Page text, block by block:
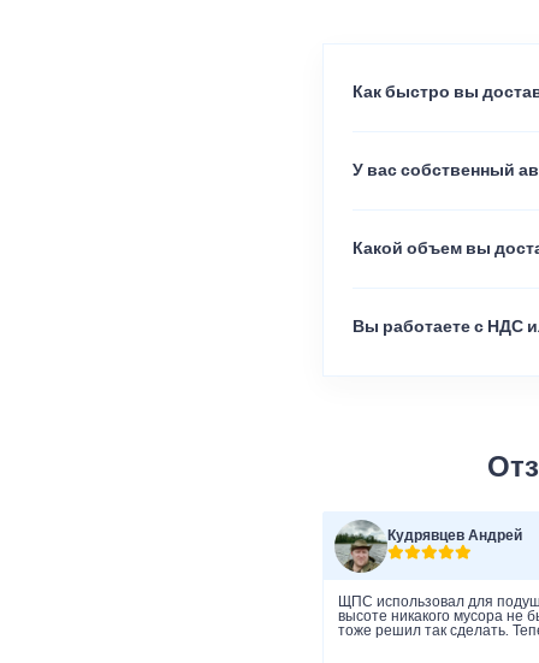
Как быстро вы
У вас собственный
Какой объем вы
Вы работаете с НДС
Кудрявцев Андрей
ЩПС использовал для
высоте никакого мусора не
тоже решил так сделать.